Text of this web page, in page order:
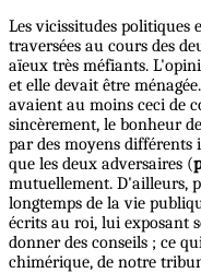
Les vicissitudes politiques
traversées au cours des
aïeux très méfiants.
et elle devait être
avaient au moins ceci de
sincèrement, le bonheur
par des moyens différents
que les deux adversaires (
mutuellement. D'ailleurs,
longtemps de la vie
écrits au roi, lui exposant
donner des conseils ; ce
chimérique, de notre